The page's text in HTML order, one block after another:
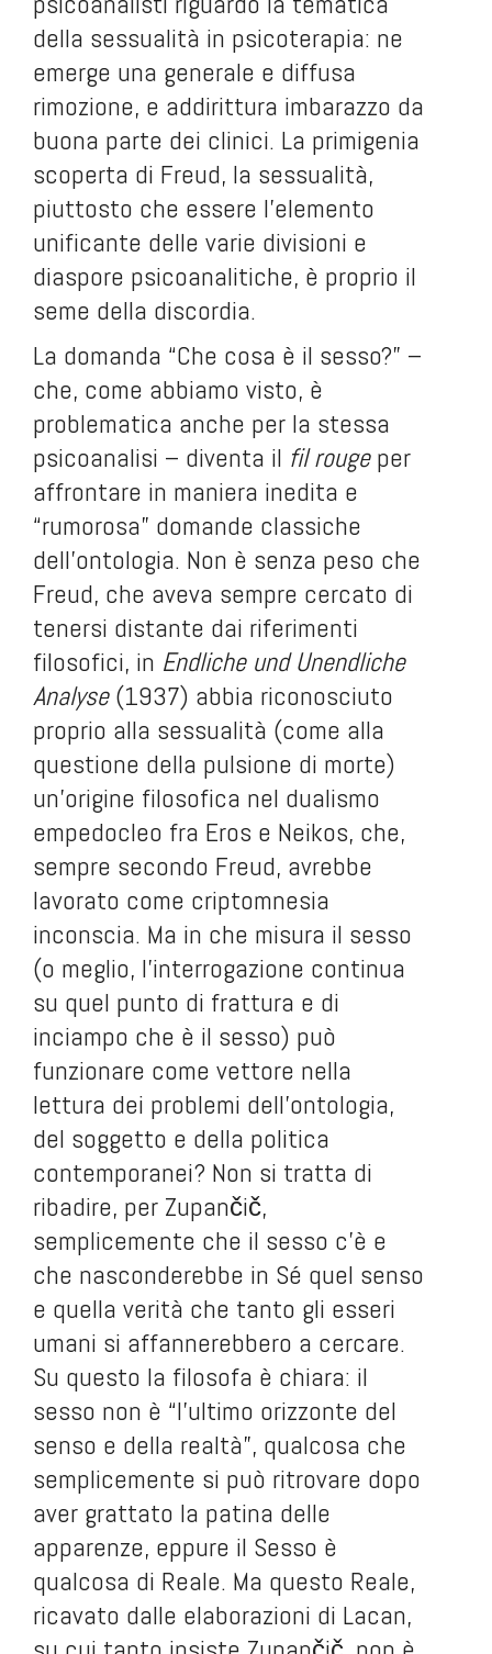
della sessualità in psicoterapia: ne
emerge una generale e diffusa
rimozione, e addirittura imbarazzo da
buona parte dei clinici. La primigenia
scoperta di Freud, la sessualità,
piuttosto che essere l’elemento
unificante delle varie divisioni e
diaspore psicoanalitiche, è proprio il
seme della discordia.
La domanda “Che cosa è il sesso?” –
che, come abbiamo visto, è
problematica anche per la stessa
psicoanalisi – diventa il fil rougeper
affrontare in maniera inedita e
“rumorosa” domande classiche
dell’ontologia. Non è senza peso che
Freud, che aveva sempre cercato di
tenersi distante dai riferimenti
filosofici, in Endliche und Unendliche
Analyse(1937) abbia riconosciuto
proprio alla sessualità (come alla
questione della pulsione di morte)
un’origine filosofica nel dualismo
empedocleo fra Eros e Neikos, che,
sempre secondo Freud, avrebbe
lavorato come criptomnesia
inconscia. Ma in che misura il sesso
(o meglio, l’interrogazione continua
su quel punto di frattura e di
inciampo che è il sesso) può
funzionare come vettore nella
lettura dei problemi dell’ontologia,
del soggetto e della politica
contemporanei? Non si tratta di
ribadire, per Zupančič,
semplicemente che il sesso c’è e
che nasconderebbe in Sé quel senso
e quella verità che tanto gli esseri
umani si affannerebbero a cercare.
Su questo la filosofa è chiara: il
sesso non è “l’ultimo orizzonte del
senso e della realtà”, qualcosa che
semplicemente si può ritrovare dopo
aver grattato la patina delle
apparenze, eppure il Sesso è
qualcosa di Reale. Ma questo Reale,
ricavato dalle elaborazioni di Lacan,